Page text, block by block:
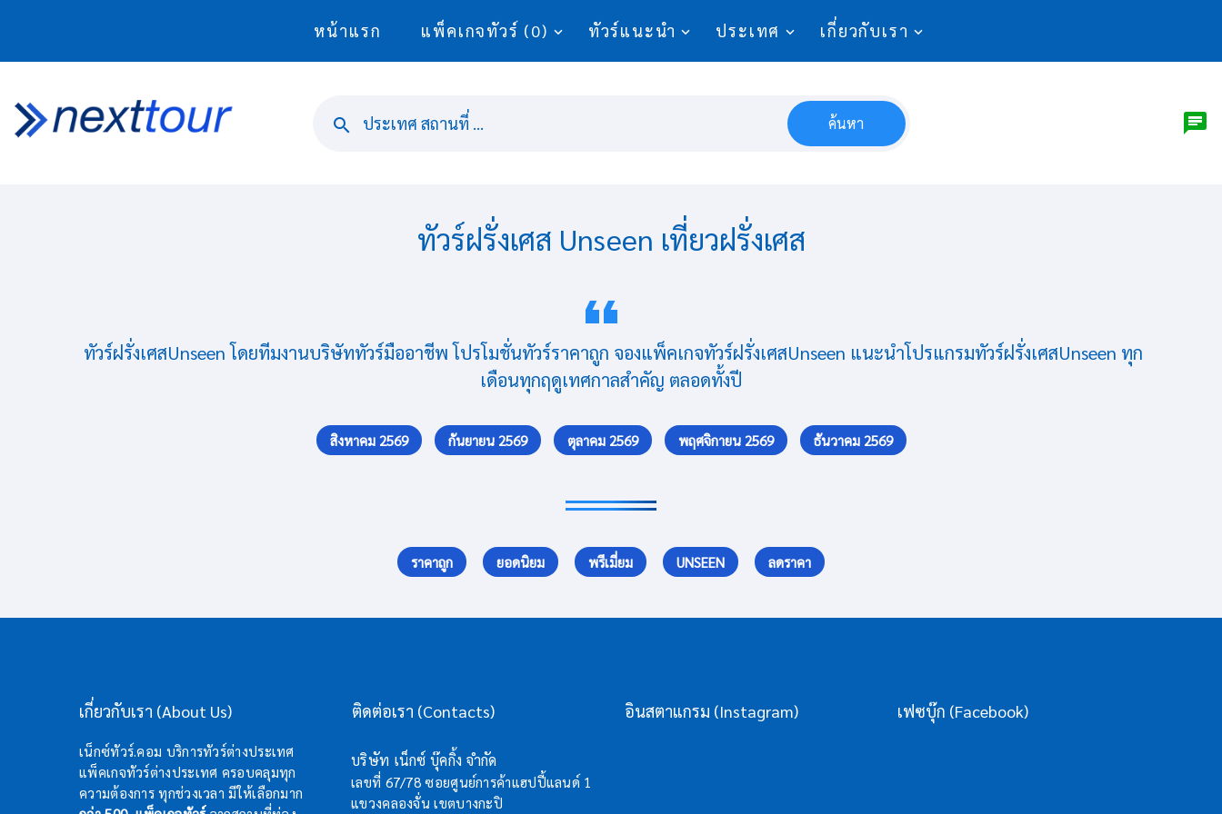
หน้าแรก แพ็คเกจทัวร์ (0) ทัวร์แนะนำ ประเทศ เกี่ยวกับเรา
ประเทศ สถานที่ ... ค้นหา
ทัวร์ฝรั่งเศส Unseen เที่ยวฝรั่งเศส
ทัวร์ฝรั่งเศสUnseen โดยทีมงานบริษัททัวร์มืออาชีพ โปรโมชั่นทัวร์ราคาถูก จองแพ็คเกจทัวร์ฝรั่งเศสUnseen แนะนำโปรแกรมทัวร์ฝรั่งเศสUnseen ทุก
เดือนทุกฤดูเทศกาลสำคัญ ตลอดทั้งปี
สิงหาคม 2569 กันยายน 2569 ตุลาคม 2569 พฤศจิกายน 2569 ธันวาคม 2569
ราคาถูก ยอดนิยม พรีเมี่ยม UNSEEN ลดราคา
เกี่ยวกับเรา (About Us)
เน็กซ์ทัวร์.คอม บริการทัวร์ต่างประเทศ
แพ็คเกจทัวร์ต่างประเทศ ครอบคลุมทุก
ความต้องการ ทุกช่วงเวลา มีให้เลือกมาก
ติดต่อเรา (Contacts)
บริษัท เน็กซ์ บุ๊คกิ้ง จำกัด
เลขที่ 67/78 ซอยศูนย์การค้าแฮปปี้แลนด์ 1
แขวงคลองจั่น เขตบางกะปิ
อินสตาแกรม (Instagram) เฟซบุ๊ก (Facebook)